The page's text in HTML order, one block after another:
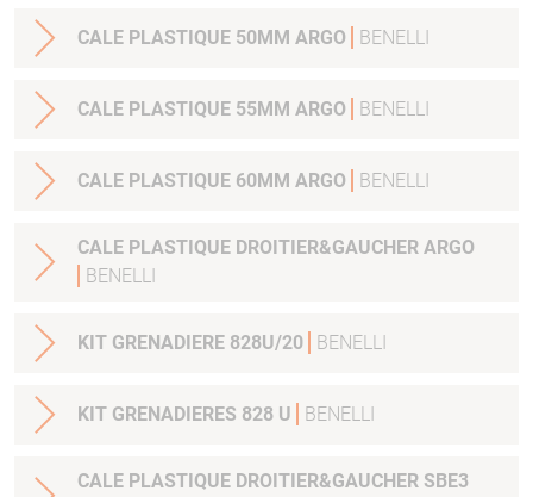
CALE PLASTIQUE 50MM ARGO BENELLI
CALE PLASTIQUE 55MM ARGO BENELLI
CALE PLASTIQUE 60MM ARGO BENELLI
CALE PLASTIQUE DROITIER&GAUCHER ARGO
BENELLI
KIT GRENADIERE 828U/20 BENELLI
KIT GRENADIERES 828 U BENELLI
CALE PLASTIQUE DROITIER&GAUCHER SBE3